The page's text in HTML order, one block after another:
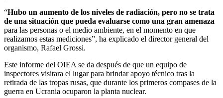
“Hubo un aumento de los niveles de radiación, pero no se trata
de una situación que pueda evaluarse como una gran amenaza
para las personas o el medio ambiente, en el momento en que
realizamos estas mediciones”, ha explicado el director general del
organismo, Rafael Grossi.
Este informe del OIEA se da después de que un equipo de
inspectores visitara el lugar para brindar apoyo técnico tras la
retirada de las tropas rusas, que durante los primeros compases de la
guerra en Ucrania ocuparon la planta nuclear.